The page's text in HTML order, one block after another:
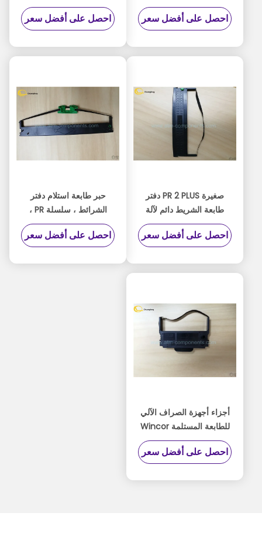
604001005076 ف / ن
الشريط الأسود اللون
احصل على أفضل سعر
مطبخ طابعة الشريط
احصل على أفضل سعر
صغيرة PR 2 PLUS دفتر
طابعة الشريط دائم لآلة
المطار النقدية
احصل على أفضل سعر
حبر طابعة استلام دفتر
الشرائط ، سلسلة PR ،
ضمان لمدة 3 أشهر
احصل على أفضل سعر
أجزاء أجهزة الصراف الآلي
للطابعة المستلمة Wincor
أحبار حبر الطابعة طراز
NP06 / ND2150
احصل على أفضل سعر